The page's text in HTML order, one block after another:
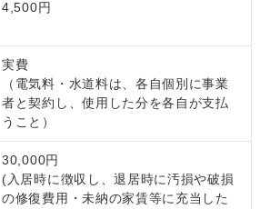
4,500円
実費
（電気料・水道料は、各自個別に事業
者と契約し、使用した分を各自が支払
うこと）
30,000円
(入居時に徴収し、退居時に汚損や破損
の修復費用・未納の家賃等に充当した